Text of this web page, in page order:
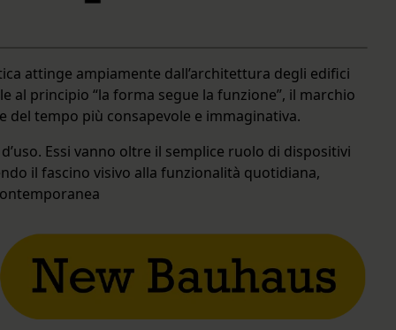
attinge ampiamente dall’architettura degli edifici
al principio “la forma segue la funzione”, il marchio
del tempo più consapevole e immaginativa.
Essi vanno oltre il semplice ruolo di dispositivi
il fascino visivo alla funzionalità quotidiana,